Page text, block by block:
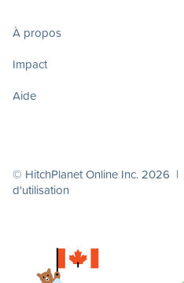
À propos
Impact
Aide
© HitchPlanet Online Inc. 2026 |
d'utilisation